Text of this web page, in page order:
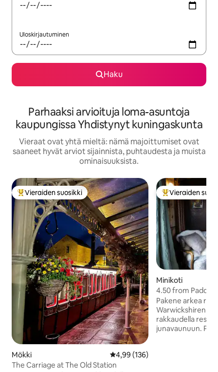
Uloskirjautuminen
Haku
Parhaaksi arvioituja loma-asuntoja
kaupungissa Yhdistynyt kuningaskunta
Vieraat ovat yhtä mieltä: nämä majoittumiset ovat
saaneet hyvät arviot sijainnista, puhtaudesta ja muista
ominaisuuksista.
Vieraiden suosikkien parhaimmistoa
Vieraiden suosikki
Mökki Keskimääräinen arvio 4,99/5,
4,99 (136)
The Carriage at The Old Station
Vieraiden
Vieraiden
Minikoti
4.50 from
Pakene arkea
Warwickshiren
rakkaudella
junavaunuun.